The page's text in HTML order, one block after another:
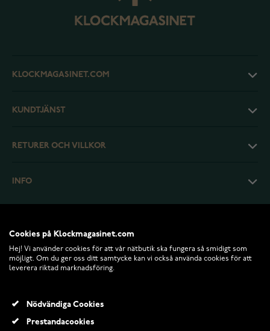
KLOCKMAGASINET.COM
KUNDTJÄNST
RETURER OCH VILLKOR
INFO
© 2026 Klockmagasinet.com
Cookies på Klockmagasinet.com
Hej! Vi använder cookies för att vår nätbutik ska fungera så smidigt som
möjligt. Om du ger oss ditt samtycke kan vi också använda cookies för att
leverera riktad marknadsföring.
Nödvändiga Cookies
Prestandacookies